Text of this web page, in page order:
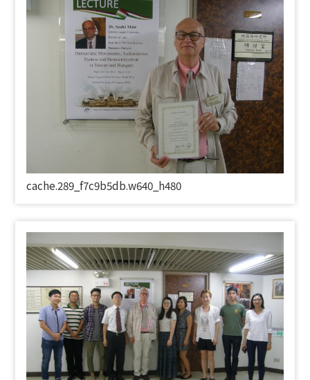
cache.289_f7c9b5db.w640_h480